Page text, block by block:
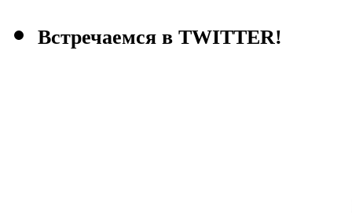
Встречаемся в TWITTER!